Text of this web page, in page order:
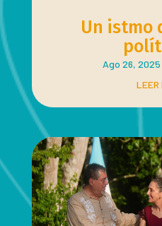
Un istmo
Ago 26, 2025
LEER